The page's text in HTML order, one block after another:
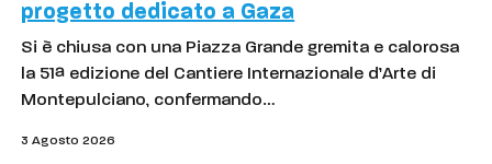
progetto dedicato a Gaza
Si è chiusa con una Piazza Grande gremita e calorosa
la 51ª edizione del Cantiere Internazionale d’Arte di
Montepulciano, confermando…
3 Agosto 2026